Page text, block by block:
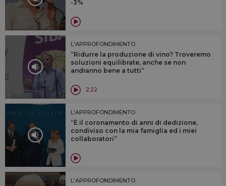
-3%
L'APPROFONDIMENTO
“Ridurre la produzione di vino? Troveremo
soluzioni equilibrate, anche se non
andranno bene a tutti”
2:22
L'APPROFONDIMENTO
“È il coronamento di anni di dedizione,
condiviso con la mia famiglia ed i miei
collaboratori”
L'APPROFONDIMENTO